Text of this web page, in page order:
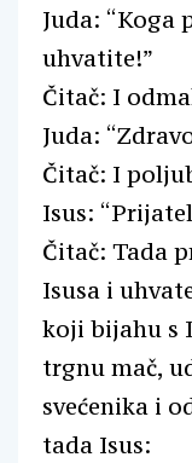
Juda: “Koga
uhvatite!”
Čitač: I
Juda:
Čitač: I
Isus:
Čitač: Tada
Isusa i
koji bijahu s
trgnu mač,
svećenika i
tada Isus: